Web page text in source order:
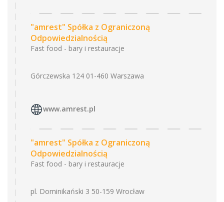
"amrest" Spółka z Ograniczoną
Odpowiedzialnością
Fast food - bary i restauracje
Górczewska 124 01-460 Warszawa
www.amrest.pl
"amrest" Spółka z Ograniczoną
Odpowiedzialnością
Fast food - bary i restauracje
pl. Dominikański 3 50-159 Wrocław